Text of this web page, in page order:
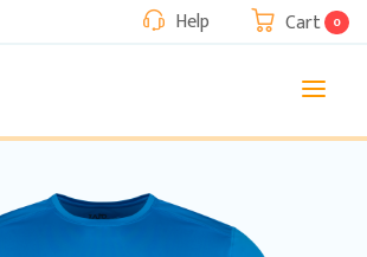
Help Cart 0